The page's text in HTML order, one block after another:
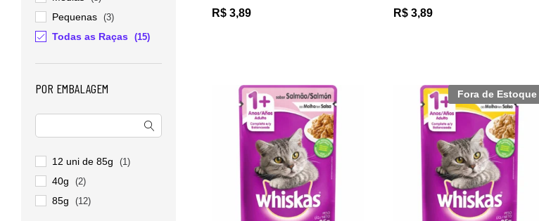
R$3,89
R$3,89
R$ 3,89
R$ 3,89
Fora de Estoque
Pequenas (3)
Todas as Raças (15)
POR EMBALAGEM
12 uni de 85g (1)
40g (2)
85g (12)